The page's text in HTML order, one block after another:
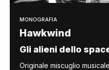
MONOGRAFIA
Hawkwind
Gli alieni dello
Originale miscuglio